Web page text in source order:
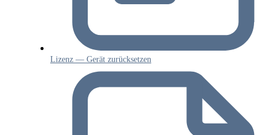
Lizenz — Gerät zurücksetzen